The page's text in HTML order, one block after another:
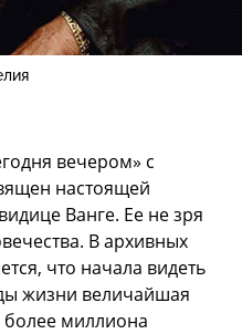
вечером» с
настоящей
Ванге. Ее не зря
В архивных
что начала видеть
жизни величайшая
миллиона